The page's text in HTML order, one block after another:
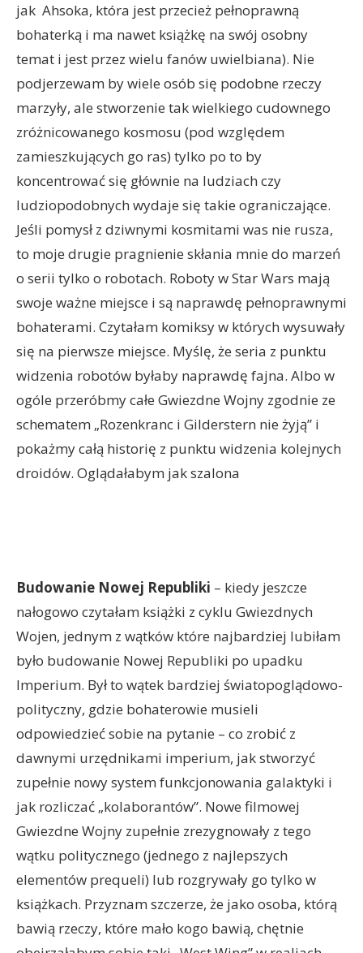
jak Ahsoka, która jest przecież pełnoprawną
bohaterką i ma nawet książkę na swój osobny
temat i jest przez wielu fanów uwielbiana). Nie
podjerzewam by wiele osób się podobne rzeczy
marzyły, ale stworzenie tak wielkiego cudownego
zróżnicowanego kosmosu (pod względem
zamieszkujących go ras) tylko po to by
koncentrować się głównie na ludziach czy
ludziopodobnych wydaje się takie ograniczające.
Jeśli pomysł z dziwnymi kosmitami was nie rusza,
to moje drugie pragnienie skłania mnie do marzeń
o serii tylko o robotach. Roboty w Star Wars mają
swoje ważne miejsce i są naprawdę pełnoprawnymi
bohaterami. Czytałam komiksy w których wysuwały
się na pierwsze miejsce. Myślę, że seria z punktu
widzenia robotów byłaby naprawdę fajna. Albo w
ogóle przeróbmy całe Gwiezdne Wojny zgodnie ze
schematem „Rozenkranc i Gilderstern nie żyją” i
pokażmy całą historię z punktu widzenia kolejnych
droidów. Oglądałabym jak szalona
Budowanie Nowej Republiki – kiedy jeszcze
nałogowo czytałam książki z cyklu Gwiezdnych
Wojen, jednym z wątków które najbardziej lubiłam
było budowanie Nowej Republiki po upadku
Imperium. Był to wątek bardziej światopoglądowo-
polityczny, gdzie bohaterowie musieli
odpowiedzieć sobie na pytanie – co zrobić z
dawnymi urzędnikami imperium, jak stworzyć
zupełnie nowy system funkcjonowania galaktyki i
jak rozliczać „kolaborantów”. Nowe filmowej
Gwiezdne Wojny zupełnie zrezygnowały z tego
wątku politycznego (jednego z najlepszych
elementów prequeli) lub rozgrywały go tylko w
książkach. Przyznam szczerze, że jako osoba, którą
bawią rzeczy, które mało kogo bawią, chętnie